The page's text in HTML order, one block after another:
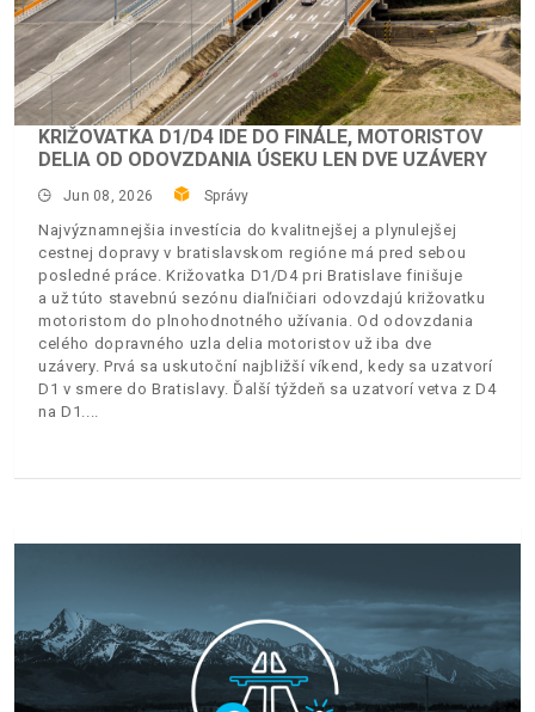
KRIŽOVATKA D1/D4 IDE DO FINÁLE, MOTORISTOV
DELIA OD ODOVZDANIA ÚSEKU LEN DVE UZÁVERY
Jun 08, 2026 Správy
Najvýznamnejšia investícia do kvalitnejšej a plynulejšej
cestnej dopravy v bratislavskom regióne má pred sebou
posledné práce. Križovatka D1/D4 pri Bratislave finišuje
a už túto stavebnú sezónu diaľničiari odovzdajú križovatku
motoristom do plnohodnotného užívania. Od odovzdania
celého dopravného uzla delia motoristov už iba dve
uzávery. Prvá sa uskutoční najbližší víkend, kedy sa uzatvorí
D1 v smere do Bratislavy. Ďalší týždeň sa uzatvorí vetva z D4
na D1.